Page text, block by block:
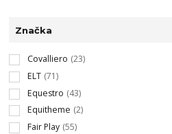
Značka
Covalliero (23)
ELT (71)
Equestro (43)
Equitheme (2)
Fair Play (55)